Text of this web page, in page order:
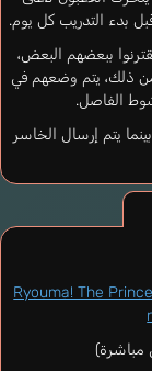
بدء التدريب كل يوم.
ببعضهم البعض،
من ذلك، يتم وضعهم في
الفاصل.
يتم إرسال الخاسر
Ryouma! The
مباشرة)